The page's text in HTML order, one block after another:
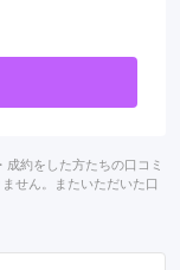
約をした方たちの口コミ
せん。またいただいた口